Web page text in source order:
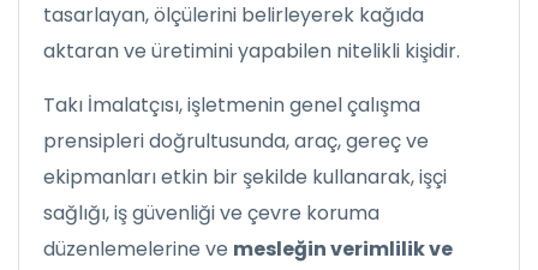
tasarlayan, ölçülerini belirleyerek kağıda
aktaran ve üretimini yapabilen nitelikli kişidir.
Takı İmalatçısı, işletmenin genel çalışma
prensipleri doğrultusunda, araç, gereç ve
ekipmanları etkin bir şekilde kullanarak, işçi
sağlığı, iş güvenliği ve çevre koruma
düzenlemelerine ve mesleğin verimlilik ve